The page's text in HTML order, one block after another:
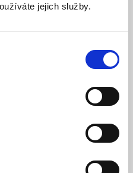
jejich služby.
sprej
Jablotron
909 Kč
705,94 Kč
854 Kč